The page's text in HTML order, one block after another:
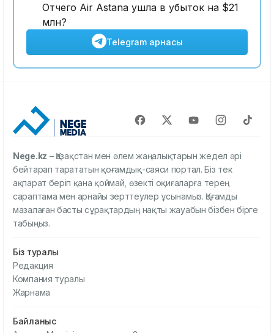
Отчего Air Astana ушла в убыток на $21
млн?
Telegram арнасы
Nege.kz – Қазақстан мен әлем жаңалықтарын жедел әрі
бейтарап тарататын қоғамдық-саяси портал. Біз тек
ақпарат беріп қана қоймай, өзекті оқиғаларға терең
сараптама мен арнайы зерттеулер ұсынамыз. Қоғамды
мазалаған басты сұрақтардың нақты жауабын бізбен бірге
табыңыз.
Біз туралы
Редакция
Компания туралы
Жарнама
Байланыс